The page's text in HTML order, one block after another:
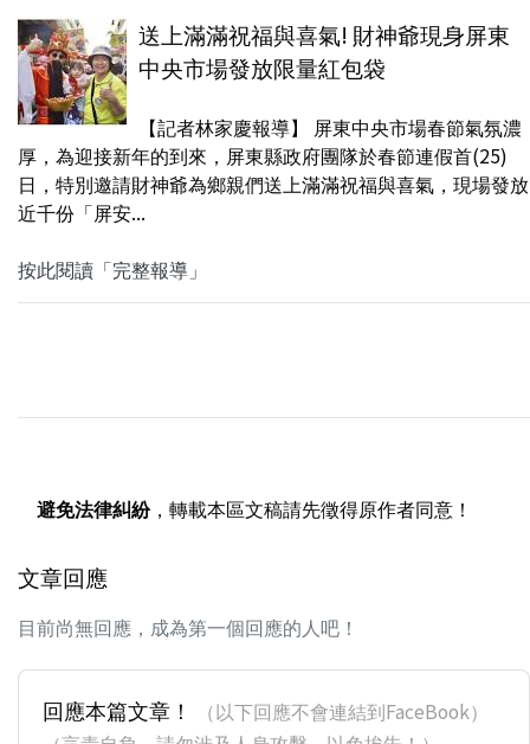
送上滿滿祝福與喜氣! 財神爺現身屏東
中央市場發放限量紅包袋
【記者林家慶報導】 屏東中央市場春節氣氛濃
厚，為迎接新年的到來，屏東縣政府團隊於春節連假首(25)
日，特別邀請財神爺為鄉親們送上滿滿祝福與喜氣，現場發放
近千份「屏安...
按此閱讀「完整報導」
避免法律糾紛，轉載本區文稿請先徵得原作者同意！
文章回應
目前尚無回應，成為第一個回應的人吧！
回應本篇文章！
（以下回應不會連結到FaceBook）